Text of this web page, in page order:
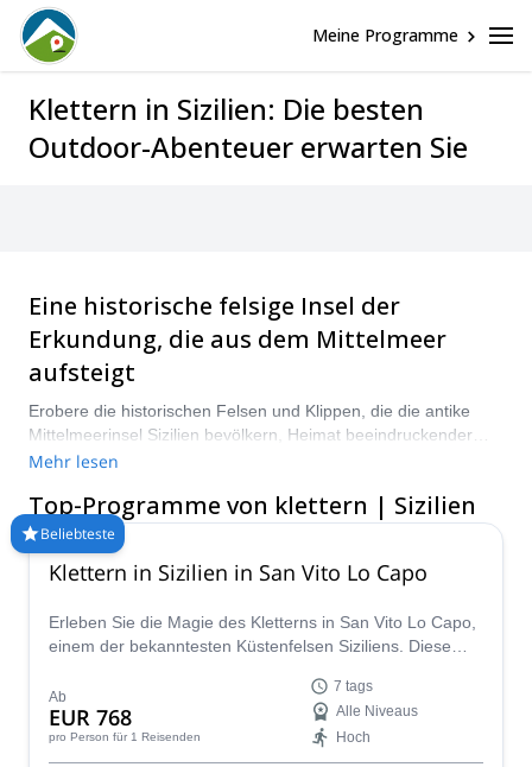
Meine Programme
Klettern in Sizilien: Die besten
Outdoor-Abenteuer erwarten Sie
Eine historische felsige Insel der
Erkundung, die aus dem Mittelmeer
aufsteigt
Erobere die historischen Felsen und Klippen, die die antike
Mittelmeerinsel Sizilien bevölkern, Heimat beeindruckender
Berge und Vulkane sowie einer Fülle von Kultur, von Musik und
atemberaubende Landschaft, während du dich mit den Felsen
vertraut machst, sei es in der schönen Stadt San Vito Lo Capo
oder Palermo, einem Zentrum der Geschichte, bewacht von
hohen Felswänden. Besuche das ganze Jahr über, um in
Mehr lesen
Top-Programme von klettern | Sizilien
Beliebteste
Klettern in Sizilien in San Vito Lo Capo
Erleben Sie die Magie des Kletterns in San Vito Lo Capo,
einem der bekanntesten Küstenfelsen Siziliens. Diese
und Routen für jedes Niveau – eingebettet zwischen
türkisfarbenen Meeresblicken, zerklüfteten Klippen und
dem entspannten Rhythmus des sizilianischen Lebens.
Ab
EUR 768
pro Person für 1 Reisenden
7 tags
Alle Niveaus
Hoch